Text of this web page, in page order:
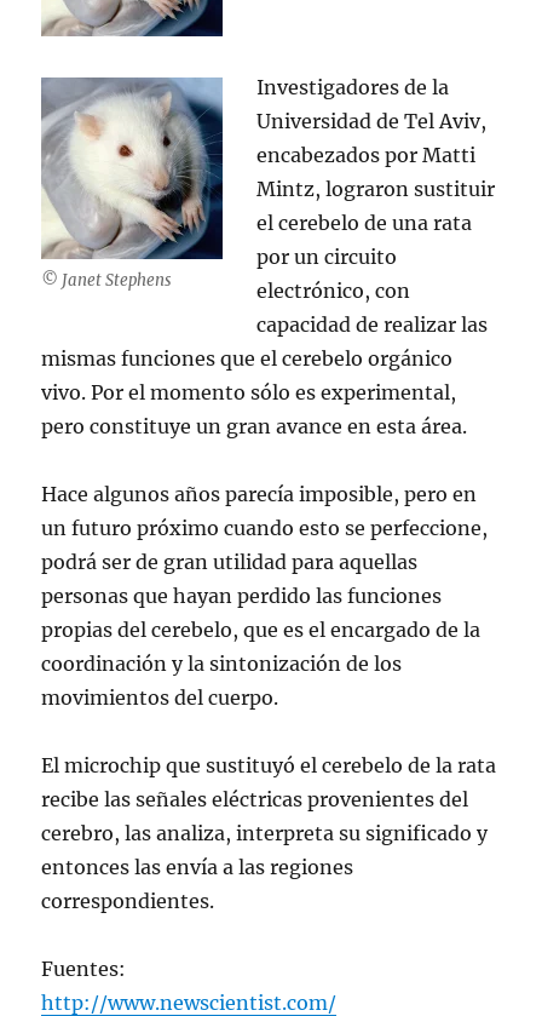
© Janet Stephens
Investigadores de la
Universidad de Tel Aviv,
encabezados por Matti
Mintz, lograron sustituir
el cerebelo de una rata
por un circuito
electrónico, con
capacidad de realizar las
mismas funciones que el cerebelo orgánico
vivo. Por el momento sólo es experimental,
pero constituye un gran avance en esta área.
Hace algunos años parecía imposible, pero en
un futuro próximo cuando esto se perfeccione,
podrá ser de gran utilidad para aquellas
personas que hayan perdido las funciones
propias del cerebelo, que es el encargado de la
coordinación y la sintonización de los
movimientos del cuerpo.
El microchip que sustituyó el cerebelo de la rata
recibe las señales eléctricas provenientes del
cerebro, las analiza, interpreta su significado y
entonces las envía a las regiones
correspondientes.
Fuentes:
http://www.newscientist.com/